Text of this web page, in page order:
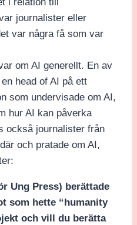
i relation till
journalister eller
var några få som var
om AI generellt. En av
head of AI på ett
som undervisade om AI,
hur AI kan påverka
också journalister från
och pratade om AI,
Ung Press) berättade
som hette “humanity
och vill du berätta